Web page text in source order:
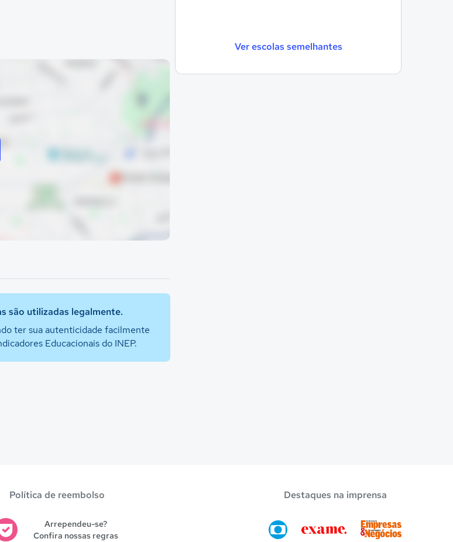
Ver escolas semelhantes
são utilizadas legalmente.
ter sua autenticidade facilmente
Educacionais do INEP.
Política de reembolso
Arrependeu-se?
Confira nossas regras
Destaques na imprensa